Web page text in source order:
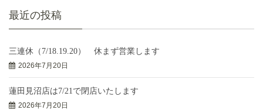
最近の投稿
三連休（7/18.19.20） 休まず営業します
2026年7月20日
蓮田見沼店は7/21で閉店いたします
2026年7月20日